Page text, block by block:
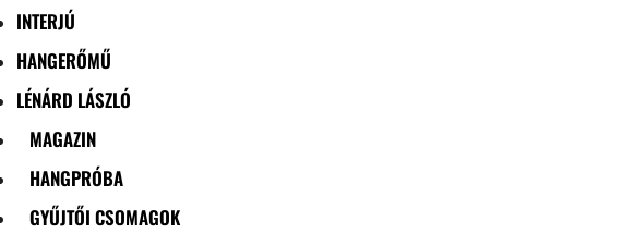
INTERJÚ
HANGERŐMŰ
LÉNÁRD LÁSZLÓ
MAGAZIN
HANGPRÓBA
GYŰJTŐI CSOMAGOK